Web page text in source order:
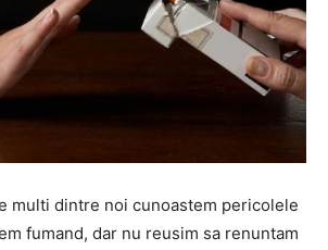
multi dintre noi cunoastem pericolele
fumand, dar nu reusim sa renuntam